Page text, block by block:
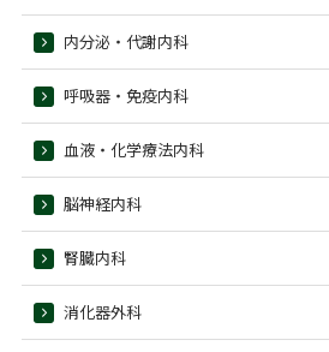
内分泌・代謝内科
呼吸器・免疫内科
血液・化学療法内科
脳神経内科
腎臓内科
消化器外科